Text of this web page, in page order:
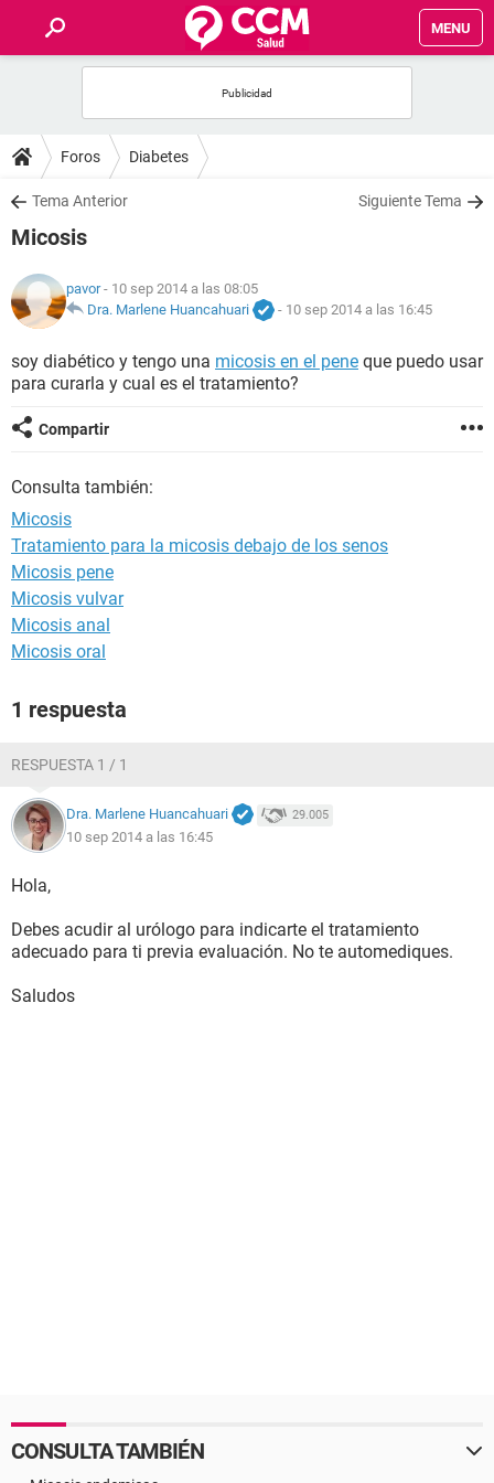
MENU
FOROS
SALUD
NUTRICIÓN
BIENESTAR
SEXUALIDAD
GLOSARIO
Foros Diabetes
Tema Anterior Siguiente Tema
Micosis
pavor- 10 sep 2014 a las 08:05
Dra. Marlene Huancahuari
- 10 sep 2014 a las 16:45
soy diabético y tengo una micosis en el pene que puedo usar
para curarla y cual es el tratamiento?
Compartir
Consulta también:
Micosis
Tratamiento para la micosis debajo de los senos
Micosis pene
Micosis vulvar
Micosis anal
Micosis oral
1 respuesta
RESPUESTA 1 / 1
Dra. Marlene Huancahuari 29.005
10 sep 2014 a las 16:45
Hola,
Debes acudir al urólogo para indicarte el tratamiento
adecuado para ti previa evaluación. No te automediques.
Saludos
CONSULTA TAMBIÉN